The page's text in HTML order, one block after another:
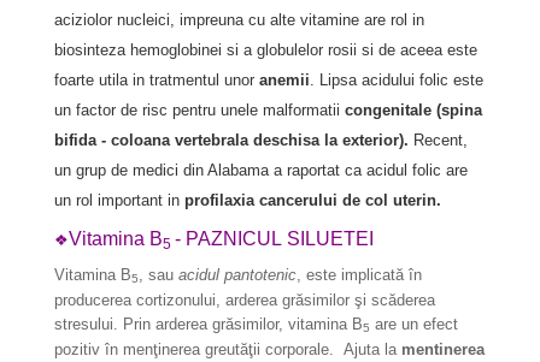
aciziolor nucleici, impreuna cu alte vitamine are rol in
biosinteza hemoglobinei si a globulelor rosii si de aceea este
foarte utila in tratmentul unor anemii. Lipsa acidului folic este
un factor de risc pentru unele malformatii congenitale (spina
bifida - coloana vertebrala deschisa la exterior). Recent,
un grup de medici din Alabama a raportat ca acidul folic are
un rol important in profilaxia cancerului de col uterin.
❖Vitamina B5 - PAZNICUL SILUETEI
Vitamina B5, sau acidul pantotenic, este implicată în
producerea cortizonului, arderea grăsimilor şi scăderea
stresului. Prin arderea grăsimilor, vitamina B5 are un efect
pozitiv în menţinerea greutăţii corporale. Ajuta la mentinerea